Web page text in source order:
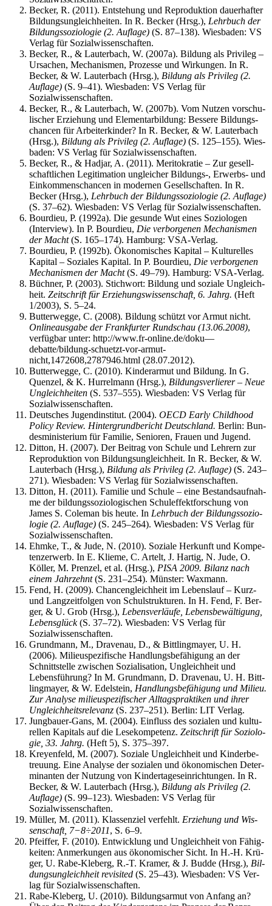
Becker, R. (2011). Ent­ste­hung und Repro­duk­ti­on dau­er­haf­ter
Bil­dungs­un­gleich­hei­ten. In R. Becker (Hrsg.), Lehr­buch der
Bil­dungs­so­zio­lo­gie (2. Auf­la­ge) (S. 87–138). Wies­ba­den: VS
Ver­lag für Sozialwissenschaften.
Becker, R., & Lau­ter­bach, W. (2007a). Bil­dung als Pri­vi­leg –
Ursa­chen, Mecha­nis­men, Pro­zes­se und Wir­kun­gen. In R.
Becker, & W. Lau­ter­bach (Hrsg.), Bil­dung als Pri­vi­leg (2.
Auf­la­ge) (S. 9–41). Wies­ba­den: VS Ver­lag für
Sozialwissenschaften.
Becker, R., & Lau­ter­bach, W. (2007b). Vom Nut­zen vor­schu­
li­scher Erzie­hung und Ele­men­tar­bil­dung: Bes­se­re Bil­dungs­
chan­cen für Arbei­ter­kin­der? In R. Becker, & W. Lau­ter­bach
(Hrsg.), Bil­dung als Pri­vi­leg (2. Auf­la­ge) (S. 125–155). Wies­
ba­den: VS Ver­lag für Sozialwissenschaften.
Becker, R., & Hadjar, A. (2011). Meri­to­kra­tie – Zur gesell­
schaft­li­chen Legi­ti­ma­ti­on unglei­cher Bildungs‑, Erwerbs- und
Ein­kom­mens­chan­cen in moder­nen Gesell­schaf­ten. In R.
Becker (Hrsg.), Lehr­buch der Bil­dungs­so­zio­lo­gie (2. Auf­la­ge)
(S. 37–62). Wies­ba­den: VS Ver­lag für Sozialwissenschaften.
Bour­dieu, P. (1992a). Die gesun­de Wut eines Sozio­lo­gen
(Inter­view). In P. Bour­dieu, Die ver­bor­ge­nen Mecha­nis­men
der Macht(S. 165–174). Ham­burg: VSA-Verlag.
Bour­dieu, P. (1992b). Öko­no­mi­sches Kapi­tal – Kul­tu­rel­les
Kapi­tal – Sozia­les Kapi­tal. In P. Bour­dieu, Die ver­bor­ge­nen
Mecha­nis­men der Macht(S. 49–79). Ham­burg: VSA-Verlag.
Büch­ner, P. (2003). Stich­wort: Bil­dung und sozia­le Ungleich­
heit. Zeit­schrift für Erzie­hungs­wis­sen­schaft, 6. Jahrg. (Heft
1/2003), S. 5–24.
But­ter­weg­ge, C. (2008). Bil­dung schützt vor Armut nicht.
Online­aus­ga­be der Frank­fur­ter Rund­schau (13.06.2008),
ver­füg­bar unter: http://www.fr-online.de/doku—
debatte/bildung-schuetzt-vor-armut-
nicht,1472608,2787946.html (28.07.2012).
But­ter­weg­ge, C. (2010). Kin­der­ar­mut und Bil­dung. In G.
Quen­zel, & K. Hur­rel­mann (Hrsg.), Bil­dungs­ver­lie­rer – Neue
Ungleich­hei­ten (S. 537–555). Wies­ba­den: VS Ver­lag für
Sozialwissenschaften.
Deut­sches Jugend­in­sti­tut. (2004). OECD Ear­ly Child­hood
Poli­cy Review. Hin­ter­grund­be­richt Deutsch­land. Ber­lin: Bun­
des­mi­nis­te­ri­um für Fami­lie, Senio­ren, Frau­en und Jugend.
Dit­ton, H. (2007). Der Bei­trag von Schu­le und Leh­rern zur
Repro­duk­ti­on von Bil­dungs­un­gleich­heit. In R. Becker, & W.
Lau­ter­bach (Hrsg.), Bil­dung als Pri­vi­leg (2. Auf­la­ge) (S. 243–
271). Wies­ba­den: VS Ver­lag für Sozialwissenschaften.
Dit­ton, H. (2011). Fami­lie und Schu­le – eine Bestands­auf­nah­
me der bil­dungs­so­zio­lo­gi­schen Schul­ef­fekt­for­schung von
James S. Cole­man bis heu­te. In Lehr­buch der Bil­dungs­so­zio­
lo­gie (2. Auf­la­ge) (S. 245–264). Wies­ba­den: VS Ver­lag für
Sozialwissenschaften.
Ehm­ke, T., & Jude, N. (2010). Sozia­le Her­kunft und Kom­pe­
tenz­er­werb. In E. Kli­e­me, C. Artelt, J. Har­tig, N. Jude, O.
Köl­ler, M. Pren­zel, et al. (Hrsg.), PISA 2009. Bilanz nach
einem Jahr­zehnt(S. 231–254). Müns­ter: Waxmann.
Fend, H. (2009). Chan­cen­gleich­heit im Lebens­lauf – Kurz-
und Lang­zeit­fol­gen von Schul­struk­tu­ren. In H. Fend, F. Ber­
ger, & U. Grob (Hrsg.), Lebens­ver­läu­fe, Lebens­be­wäl­ti­gung,
Lebens­glück(S. 37–72). Wies­ba­den: VS Ver­lag für
Sozialwissenschaften.
Grund­mann, M., Dra­ven­au, D., & Bitt­ling­may­er, U. H.
(2006). Milieu­spe­zi­fi­sche Hand­lungs­be­fä­hi­gung an der
Schnitt­stel­le zwi­schen Sozia­li­sa­ti­on, Ungleich­heit und
Lebens­füh­rung? In M. Grund­mann, D. Dra­ven­au, U. H. Bitt­
ling­may­er, & W. Edel­stein, Hand­lungs­be­fä­hi­gung und Milieu.
Zur Ana­ly­se milieu­spe­zi­fi­scher All­tags­prak­ti­ken und ihrer
Ungleich­heits­re­le­vanz (S. 237–251). Ber­lin: LIT Verlag.
Jung­bau­er-Gans, M. (2004). Ein­fluss des sozia­len und kul­tu­
rel­len Kapi­tals auf die Lese­kom­pe­tenz. Zeit­schrift für Sozio­lo­
gie, 33. Jahrg. (Heft 5), S. 375–397.
Krey­en­feld, M. (2007). Sozia­le Ungleich­heit und Kin­der­be­
treu­ung. Eine Ana­ly­se der sozia­len und öko­no­mi­schen Deter­
mi­nan­ten der Nut­zung von Kin­der­ta­ges­ein­rich­tun­gen. In R.
Becker, & W. Lau­ter­bach (Hrsg.), Bil­dung als Pri­vi­leg (2.
Auf­la­ge) (S. 99–123). Wies­ba­den: VS Ver­lag für
Sozialwissenschaften.
Mül­ler, M. (2011). Klas­sen­ziel ver­fehlt. Erzie­hung und Wis­
sen­schaft, 7−8÷2011, S. 6–9.
Pfeif­fer, F. (2010). Ent­wick­lung und Ungleich­heit von Fähig­
kei­ten: Anmer­kun­gen aus öko­no­mi­scher Sicht. In H.-H. Krü­
ger, U. Rabe-Kle­berg, R.-T. Kra­mer, & J. Bud­de (Hrsg.), Bil­
dungs­un­gleich­heit revi­si­ted (S. 25–43). Wies­ba­den: VS Ver­
lag für Sozialwissenschaften.
Rabe-Kle­berg, U. (2010). Bil­dungs­ar­mut von Anfang an?